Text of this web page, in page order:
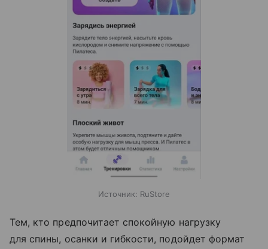
Источник: RuStore
Тем, кто предпочитает спокойную нагрузку
для спины, осанки и гибкости, подойдет формат